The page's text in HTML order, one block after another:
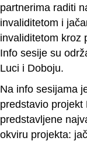
partnerima raditi
invaliditetom i
invaliditetom kroz
Info sesije su
Luci i Doboju.
Na info sesijama
predstavio projekt
predstavljene
okviru projekta: